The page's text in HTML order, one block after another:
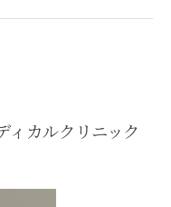
ィカルクリニック